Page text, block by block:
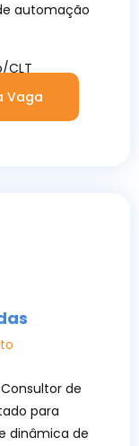
automação
CLT
Vaga
de
para
dinâmica de